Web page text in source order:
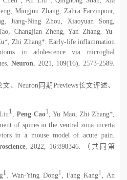
Mingjun Zhang, Zahra Farzinpour,
Jiang-Ning Zhou, Xiaoyuan Song,
Changjian Zheng, Yan Zhang, Yu-
Zhi Zhang*. Early-life inflammation
in adolescence via microglial
Neuron , 2021, 109(16), 2573-2589.
、 Neuron 同期 Previews长文评述、
1,Peng Cao1, Yu Mao, Zhi Zhang*,
of spines in the ventral zona incerta
in a mouse model of acute pain.
, 2022, 16:898346.
（共同第
1 , Wan-Ying Dong1 , Fang Kang1 , An